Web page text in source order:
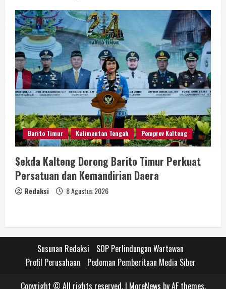
Barito Timur Kalimantan Tengah Pemprov Kalteng
Sekda Kalteng Dorong Barito Timur Perkuat
Persatuan dan Kemandirian Daera
Redaksi 8 Agustus 2026
Susunan Redaksi
SOP Perlindungan Wartawan
Profil Perusahaan
Pedoman Pemberitaan Media Siber
Copyright © All rights reserved. | MoreNews by AF themes.